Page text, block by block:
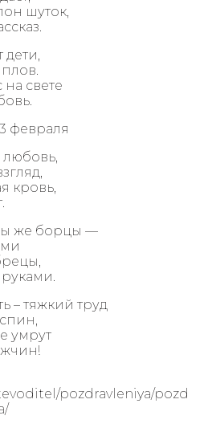
шуток,
дети,
свете
кровь,
же борцы —
– тяжкий труд
умрут
pozdravleniya/pozd